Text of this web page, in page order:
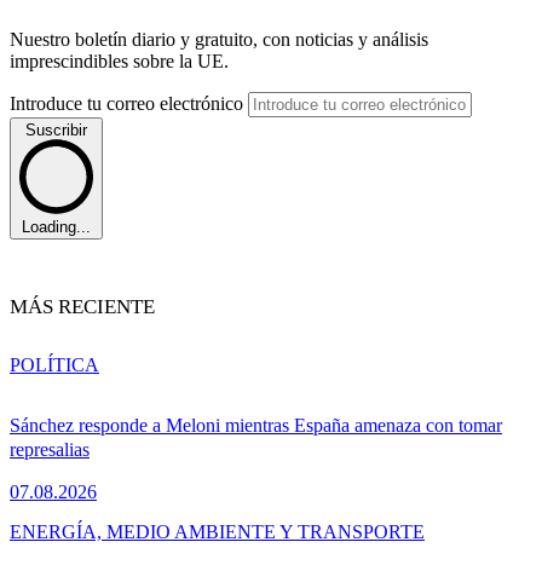
Nuestro boletín diario y gratuito, con noticias y análisis
imprescindibles sobre la UE.
Introduce tu correo electrónico
Suscribir
Loading...
MÁS RECIENTE
Sánchez responde a Meloni mientras España amenaza con tomar
represalias
07.08.2026
POLÍTICA
ENERGÍA, MEDIO AMBIENTE Y TRANSPORTE